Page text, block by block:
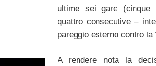
ultime sei gare (cinque
quattro consecutive –
pareggio esterno contro la
A rendere nota la